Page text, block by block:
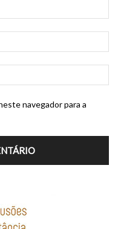
navegador para a